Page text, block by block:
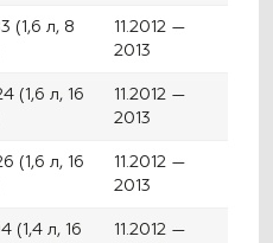
(1,6 л, 8
11.2012 —
2013
(1,6 л, 16
11.2012 —
2013
(1,6 л, 16
11.2012 —
2013
(1,4 л, 16 11.2012 —